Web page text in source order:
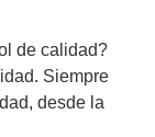
de calidad?
Siempre
desde la